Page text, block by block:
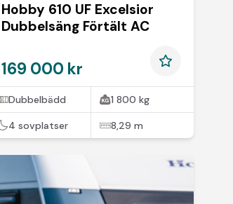
Hobby 610 UF Excelsior
Dubbelsäng Förtält AC
169 000 kr
Dubbelbädd 1 800 kg
4 sovplatser 8,29 m